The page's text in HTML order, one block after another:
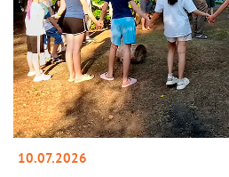
10.07.2026